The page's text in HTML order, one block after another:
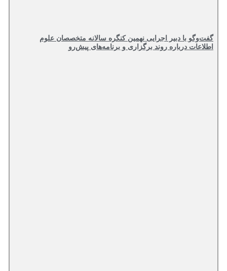
گفت‌وگو با دبیر اجرایی نهمین کنگره سالانه متخصصان علوم
اطلاعات درباره روند برگزاری و برنامه‌های پیش‌رو